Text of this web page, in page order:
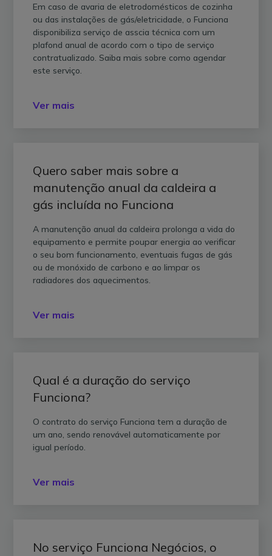
Em caso de avaria de eletrodomésticos de cozinha
ou das instalações de gás/eletricidade, o Funciona
disponibiliza serviço de asscia técnica com um
plafond anual de acordo com o tipo de serviço
contratualizado. Saiba mais sobre como agendar
este serviço.
Ver mais
Quero saber mais sobre a
manutenção anual da caldeira a
gás incluída no Funciona
A manutenção anual da caldeira prolonga a vida do
equipamento e permite poupar energia ao verificar
o seu bom funcionamento, eventuais fugas de gás
ou de monóxido de carbono e ao limpar os
radiadores dos aquecimentos.
Ver mais
Qual é a duração do serviço
Funciona?
O contrato do serviço Funciona tem a duração de
um ano, sendo renovável automaticamente por
igual período.
Ver mais
No serviço Funciona Negócios, o